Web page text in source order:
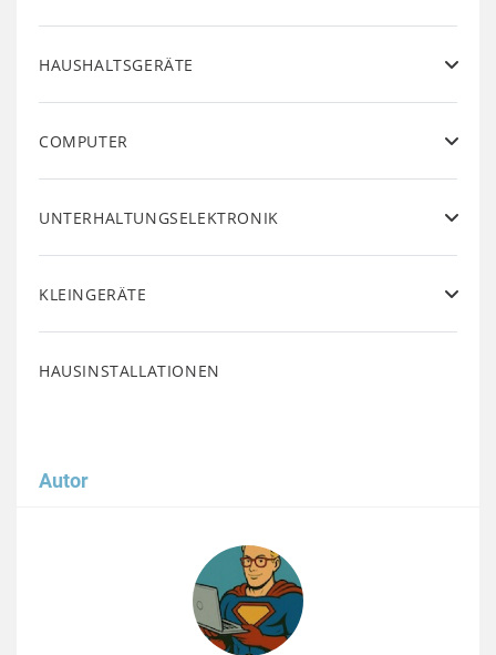
HAUSHALTSGERÄTE
COMPUTER
UNTERHALTUNGSELEKTRONIK
KLEINGERÄTE
HAUSINSTALLATIONEN
Autor